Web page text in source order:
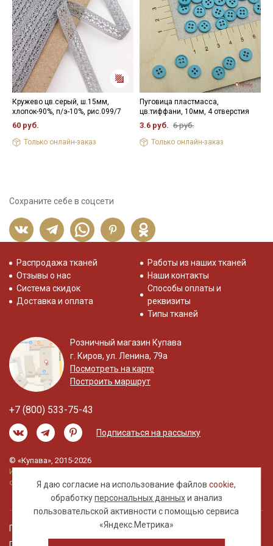
Кружево цв.серый, ш.15мм,
хлопок-90%, п/э-10%, рис.099/7
60 руб.
Только онлайн-заказ
Пуговица пластмасса,
цв.тиффани, 10мм, 4 отверстия
3.6 руб. 6 руб.
Только онлайн-заказ
Сохраните себе в соцсети
Я даю согласие на использование файловcookie,
обработкуперсональных данныхи анализ
пользовательской активности с помощью сервиса
«Яндекс.Метрика»
Распродажа тканей
Отзывы о нас
Система скидок
Доставка и оплата
Работы из наших тканей
Наши контакты
Способы оплаты и
реквизиты
Типы тканей
Розничный магазин Купава
г. Киров, ул. Ленина, 79а
Посмотреть на карте
Построить маршрут
+7 (800) 533-75-43
Подписаться на рассылку
© «Купава», 2015-2026
Информация на сайте не является публичной
офертой.
Правовая информация